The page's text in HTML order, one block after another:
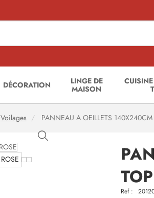
DÉCORATION
LINGE DE
MAISON
Voilages PANNEAU A OEILLETS
Ref :